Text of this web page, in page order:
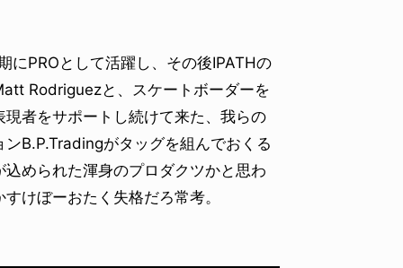
PROとして活躍し、その後IPATHの
Rodriguezと、スケートボーダーを
者をサポートし続けて来た、我らの
B.P.Tradingがタッグを組んでおくる
められた渾身のプロダクツかと思わ
けぼーおたく失格だろ常考。